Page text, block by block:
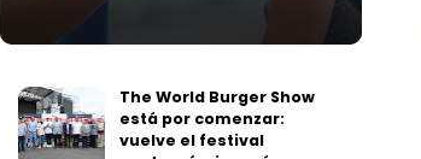
The World Burger Show
está por comenzar:
vuelve el festival